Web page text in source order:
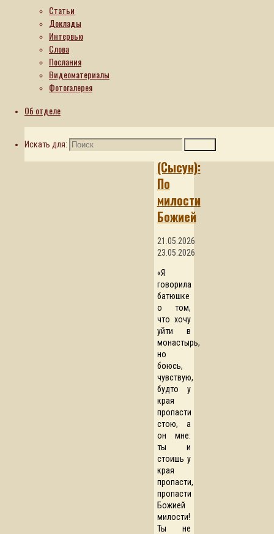
Статьи
Доклады
Интервью
Слова
Послания
Видеоматериалы
Фотогалерея
Об отделе
Искать для:
Игумения
Елисавета
(Сысун):
По
милости
Божией
21.05.2026
23.05.2026
«Я
говорила
батюшке
о том,
что хочу
уйти в
монастырь,
но
боюсь,
чувствую,
будто у
края
пропасти
стою, а
он мне:
ты и
стоишь у
края
пропасти,
пропасти
Божией
милости!
Ты не